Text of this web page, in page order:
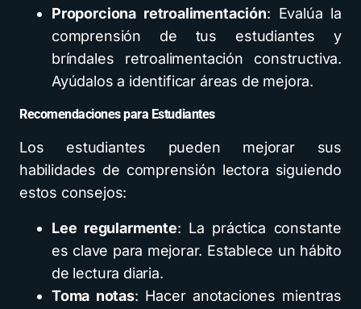
Proporciona retroalimentación: Evalúa la
comprensión de tus estudiantes y
bríndales retroalimentación constructiva.
Ayúdalos a identificar áreas de mejora.
Recomendaciones para Estudiantes
Los estudiantes pueden mejorar sus
habilidades de comprensión lectora siguiendo
estos consejos:
Lee regularmente: La práctica constante
es clave para mejorar. Establece un hábito
de lectura diaria.
Toma notas: Hacer anotaciones mientras